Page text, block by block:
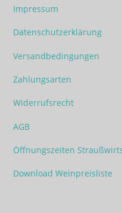
Impressum
Datenschutzerklärung
Versandbedingungen
Zahlungsarten
Widerrufsrecht
AGB
Öffnungszeiten
Download Weinpreisliste